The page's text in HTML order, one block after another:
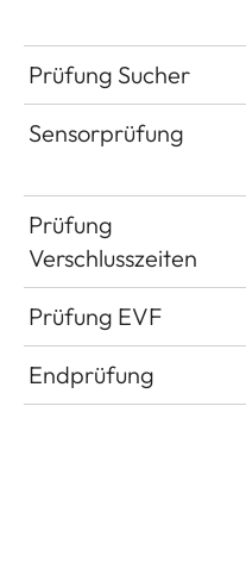
Prüfung Sucher
Sensorprüfung
Prüfung
Verschlusszeiten
Prüfung EVF
Endprüfung